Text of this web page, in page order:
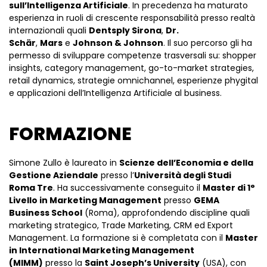
sull’Intelligenza Artificiale. In precedenza ha maturato
esperienza in ruoli di crescente responsabilità presso realtà
internazionali quali Dentsply Sirona, Dr.
Schär, Mars e Johnson & Johnson. Il suo percorso gli ha
permesso di sviluppare competenze trasversali su: shopper
insights, category management, go-to-market strategies,
retail dynamics, strategie omnichannel, esperienze phygital
e applicazioni dell’Intelligenza Artificiale al business.
FORMAZIONE
Simone Zullo è laureato in Scienze dell’Economia e della
Gestione Aziendale presso l’Università degli Studi
Roma Tre. Ha successivamente conseguito il Master di 1°
Livello in Marketing Management presso GEMA
Business School (Roma), approfondendo discipline quali
marketing strategico, Trade Marketing, CRM ed Export
Management. La formazione si è completata con il Master
in International Marketing Management
(MIMM) presso la Saint Joseph’s University (USA), con